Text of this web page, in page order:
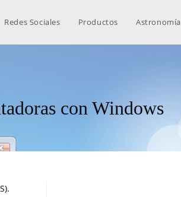
Redes Sociales Productos Astronomía
con Windows